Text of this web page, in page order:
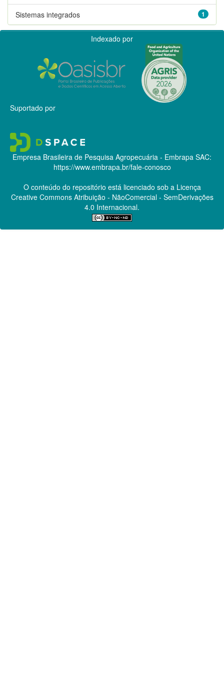
1
Sistemas integrados
Indexado por
Suportado por
Empresa Brasileira de Pesquisa Agropecuária - Embrapa SAC:
https://www.embrapa.br/fale-conosco
O conteúdo do repositório está licenciado sob a Licença
Creative CommonsAtribuição - NãoComercial - SemDerivações
4.0 Internacional.